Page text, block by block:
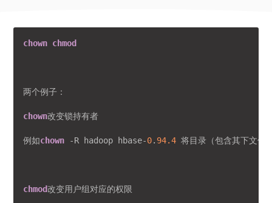
chown chmod
两个例子：
chown改变锁持有者
例如chown -R hadoop hbase-0. 94.4 将目录（包含其下文件
chmod改变用户组对应的权限